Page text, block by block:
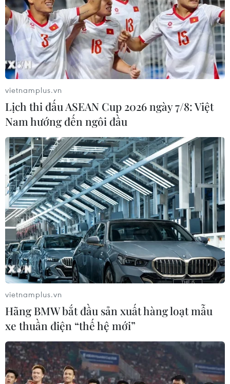
vietnamplus.vn
Lịch thi đấu ASEAN Cup 2026 ngày 7/8: Việt
Nam hướng đến ngôi đầu
vietnamplus.vn
Hãng BMW bắt đầu sản xuất hàng loạt mẫu
xe thuần điện “thế hệ mới”